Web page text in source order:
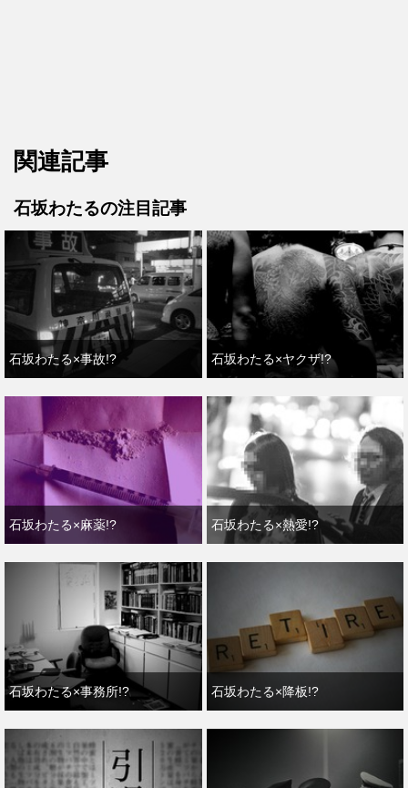
関連記事
石坂わたるの注目記事
石坂わたる×事故!? 石坂わたる×ヤクザ!?
石坂わたる×麻薬!? 石坂わたる×熱愛!?
石坂わたる×事務所!? 石坂わたる×降板!?